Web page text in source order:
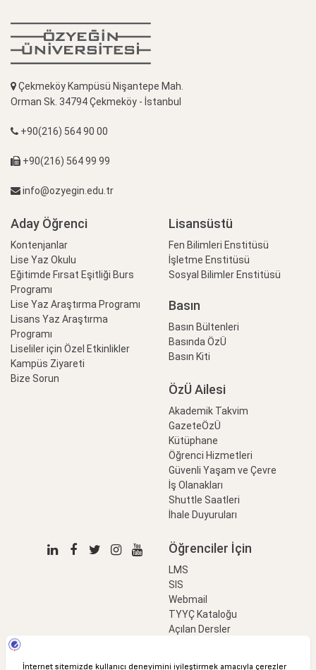
Çekmeköy Kampüsü Nişantepe Mah.
Orman Sk. 34794 Çekmeköy - İstanbul
+90(216) 564 90 00
+90(216) 564 99 99
info@ozyegin.edu.tr
Aday Öğrenci
Kontenjanlar
Lise Yaz Okulu
Eğitimde Fırsat Eşitliği Burs
Programı
Lise Yaz Araştırma Programı
Lisans Yaz Araştırma
Programı
Liseliler için Özel Etkinlikler
Kampüs Ziyareti
Bize Sorun
Lisansüstü
Fen Bilimleri Enstitüsü
İşletme Enstitüsü
Sosyal Bilimler Enstitüsü
Basın
Basın Bültenleri
Basında ÖzÜ
Basın Kiti
ÖzÜ Ailesi
Akademik Takvim
GazeteÖzÜ
Kütüphane
Öğrenci Hizmetleri
Güvenli Yaşam ve Çevre
İş Olanakları
Shuttle Saatleri
İhale Duyuruları
Öğrenciler İçin
LMS
SIS
Webmail
TYYÇ Kataloğu
Açılan Dersler